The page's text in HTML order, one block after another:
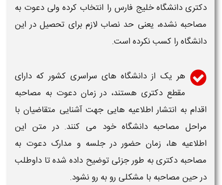
دکتری دانشگاه خلیج فارس را انتخاب کرده ولی دعوت به
مصاحبهنشده، یعنی حد نصاب لازم برای تحصیل در این
دانشگاه را کسب نکرده است.
هر یک از دانشگاه های سراسری کشور که دارای
مقطع دکتری هستند، در زماندعوت به مصاحبه
اقدام به انتشاراطلاعیه هایی جهت آشنایی متقاضیان با
مراحل مصاحبه دانشگاهخود می کنند. در متن این
اطلاعیه ها، زمان حضور در جلسه و مدارک دعوت به
مصاحبه دکتریبه طور جزئی توضیح داده شده تا داوطلب
در حین مصاحبه با مشکلی رو به رو نشود.